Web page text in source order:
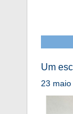
Um
23